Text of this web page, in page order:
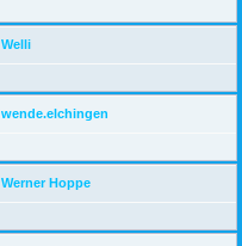
Welli
wende.elchingen
Werner Hoppe